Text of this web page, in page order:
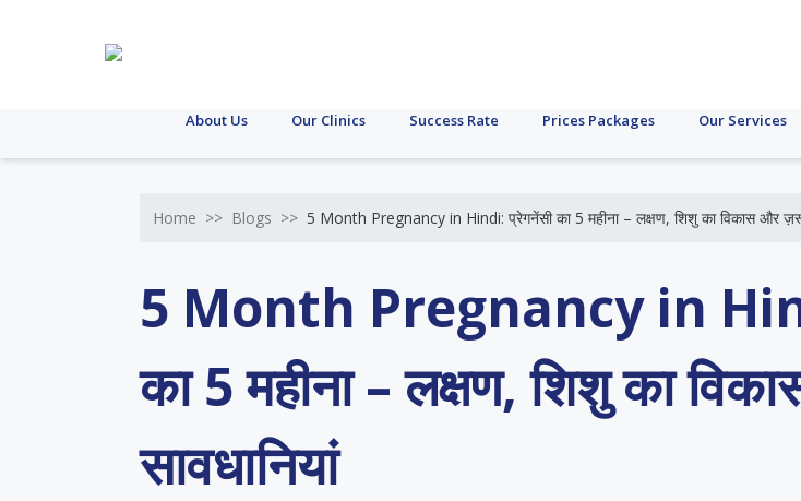
About Us Our Clinics Success Rate Prices Packages Our Services
Home >> Blogs >> 5 Month Pregnancy in Hindi: प्रेगनेंसी का 5 महीना – लक्षण, शिशु का विकास और
5 Month Pregnancy in
का 5 महीना – लक्षण, शिशु का
सावधानियां